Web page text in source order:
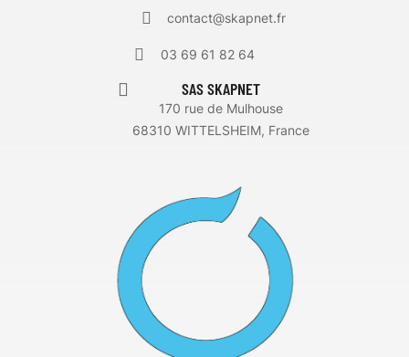
contact@skapnet.fr
03 69 61 82 64
SAS SKAPNET
170 rue de Mulhouse
68310 WITTELSHEIM, France